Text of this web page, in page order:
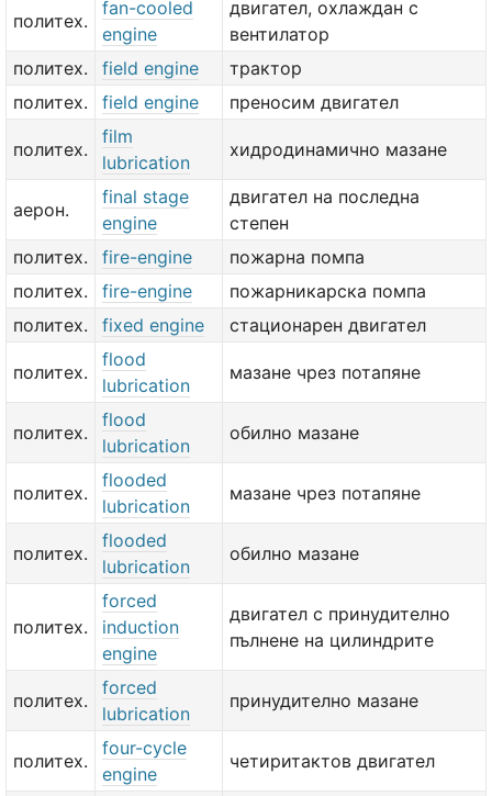
политех.
fan-cooled
engine
двигател, охлаждан с
вентилатор
политех.
field engine
трактор
политех.
field engine преносим двигател
политех.
film
lubrication
хидродинамично мазане
аерон.
final stage
engine
двигател на последна
степен
политех.
fire-engine
пожарна помпа
политех.
fire-engine
пожарникарска помпа
политех.
fixed engine стационарен двигател
политех.
flood
lubrication
мазане чрез потапяне
политех.
flood
lubrication
обилно мазане
политех.
flooded
lubrication
мазане чрез потапяне
политех.
flooded
lubrication
обилно мазане
политех.
forced
induction
engine
двигател с принудително
пълнене на цилиндрите
политех.
forced
lubrication
принудително мазане
политех.
four-cycle
engine
четиритактов двигател